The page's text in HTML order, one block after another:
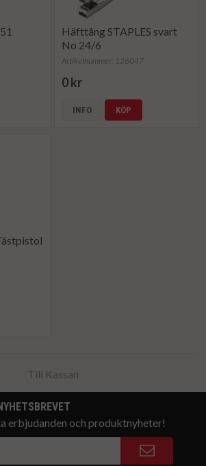
Häfttång STAPLES svart
No 24/6
Artikelnummer: 126047
0 kr
INFO KÖP
Till Kassan
erbjudanden och produktnyheter!